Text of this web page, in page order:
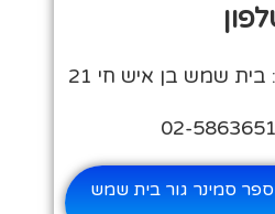
שמש בן איש חי 21
סמינר גור בית שמש